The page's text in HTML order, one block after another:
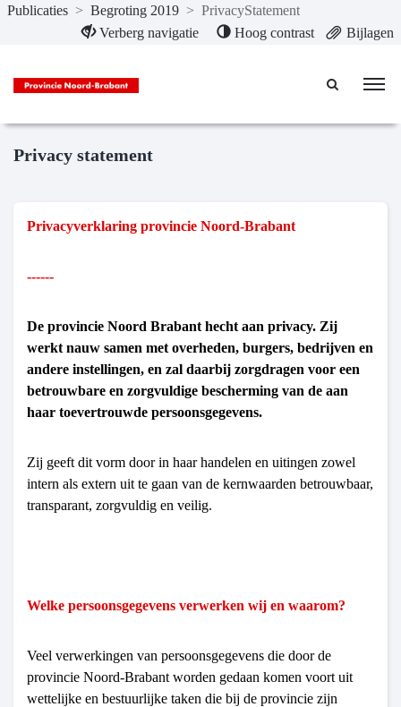
Naar hoofdinhoud
Publicaties > Begroting 2019 > PrivacyStatement
Verberg navigatie
Hoog contrast Bijlagen
Privacy statement
Privacyverklaring provincie Noord-Brabant
------
De provincie Noord Brabant hecht aan privacy. Zij
werkt nauw samen met overheden, burgers, bedrijven en
andere instellingen, en zal daarbij zorgdragen voor een
betrouwbare en zorgvuldige bescherming van de aan
haar toevertrouwde persoonsgegevens.
Zij geeft dit vorm door in haar handelen en uitingen zowel
intern als extern uit te gaan van de kernwaarden betrouwbaar,
transparant, zorgvuldig en veilig.
Welke persoonsgegevens verwerken wij en waarom?
Veel verwerkingen van persoonsgegevens die door de
provincie Noord-Brabant worden gedaan komen voort uit
wettelijke en bestuurlijke taken die bij de provincie zijn